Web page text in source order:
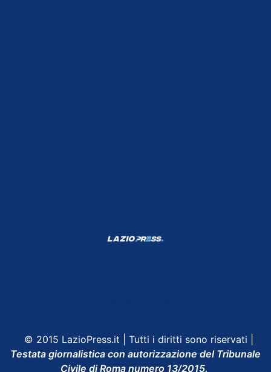
© 2015 LazioPress.it | Tutti i diritti sono riservati |
Testata giornalistica con autorizzazione del Tribunale
Civile di Roma numero 13/2015.